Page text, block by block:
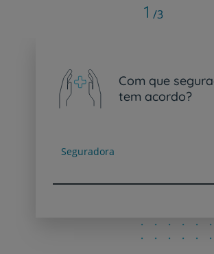
Com que
tem acordo?
Seguradora
1 /3